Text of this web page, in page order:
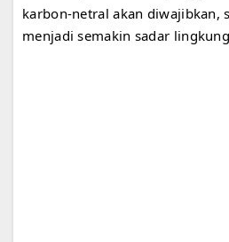
karbon-netral akan diwajibkan,
menjadi semakin sadar